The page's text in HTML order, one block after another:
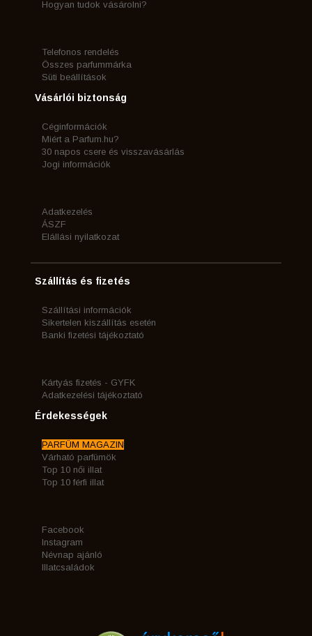
Hogyan tudok vásárolni?
Telefonos rendelés
Összes parfummárka
Süti beállítások
Vásárlói biztonság
Céginformációk
Miért a Parfum.hu?
30 napos csere és visszavásárlás
Jogi információk
Adatkezelés
ÁSZF
Elállási nyilatkozat
Szállítás és fizetés
Szállítási információk
Sikertelen kiszállítás esetén
Banki fizetési tájékoztató
Kártyás fizetés - GYFK
Adatkezelési tájékoztató
Érdekességek
PARFÜM MAGAZIN
Várható parfümök
Top 10 női illat
Top 10 férfi illat
Facebook
Instagram
Névnap ajánló
Illatcsaládok